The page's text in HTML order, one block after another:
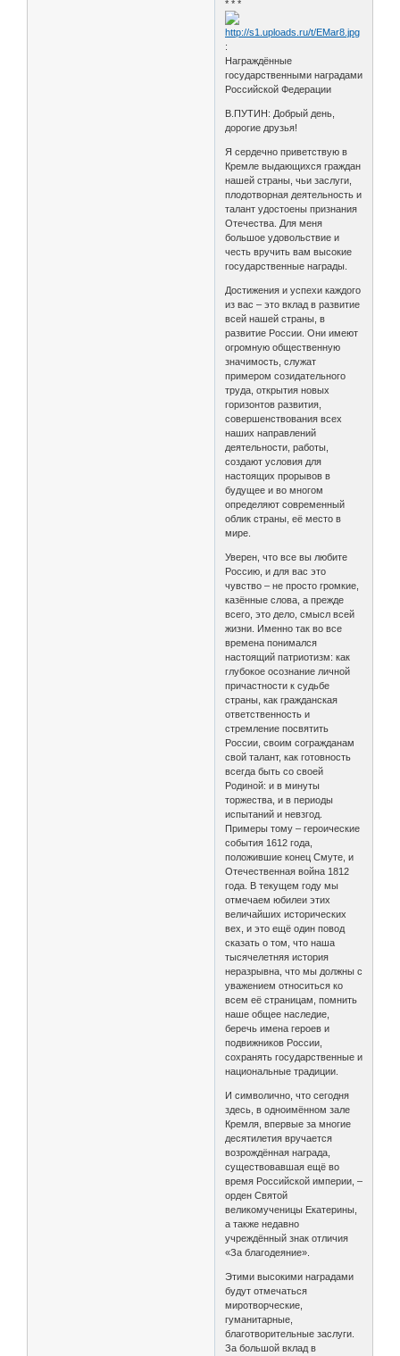
* * *
:
Награждённые
государственными наградами
Российской Федерации
В.ПУТИН: Добрый день,
дорогие друзья!
Я сердечно приветствую в
Кремле выдающихся граждан
нашей страны, чьи заслуги,
плодотворная деятельность и
талант удостоены признания
Отечества. Для меня
большое удовольствие и
честь вручить вам высокие
государственные награды.
Достижения и успехи каждого
из вас – это вклад в развитие
всей нашей страны, в
развитие России. Они имеют
огромную общественную
значимость, служат
примером созидательного
труда, открытия новых
горизонтов развития,
совершенствования всех
наших направлений
деятельности, работы,
создают условия для
настоящих прорывов в
будущее и во многом
определяют современный
облик страны, её место в
мире.
Уверен, что все вы любите
Россию, и для вас это
чувство – не просто громкие,
казённые слова, а прежде
всего, это дело, смысл всей
жизни. Именно так во все
времена понимался
настоящий патриотизм: как
глубокое осознание личной
причастности к судьбе
страны, как гражданская
ответственность и
стремление посвятить
России, своим согражданам
свой талант, как готовность
всегда быть со своей
Родиной: и в минуты
торжества, и в периоды
испытаний и невзгод.
Примеры тому – героические
события 1612 года,
положившие конец Смуте, и
Отечественная война 1812
года. В текущем году мы
отмечаем юбилеи этих
величайших исторических
вех, и это ещё один повод
сказать о том, что наша
тысячелетняя история
неразрывна, что мы должны с
уважением относиться ко
всем её страницам, помнить
наше общее наследие,
беречь имена героев и
подвижников России,
сохранять государственные и
национальные традиции.
И символично, что сегодня
здесь, в одноимённом зале
Кремля, впервые за многие
десятилетия вручается
возрождённая награда,
существовавшая ещё во
время Российской империи, –
орден Святой
великомученицы Екатерины,
а также недавно
учреждённый знак отличия
«За благодеяние».
Этими высокими наградами
будут отмечаться
миротворческие,
гуманитарные,
благотворительные заслуги.
За большой вклад в